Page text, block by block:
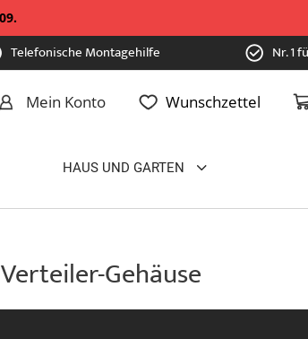
Telefonische Montagehilfe Nr. 1
Mein Konto Wunschzettel
HAUS UND GARTEN
Gehäuse